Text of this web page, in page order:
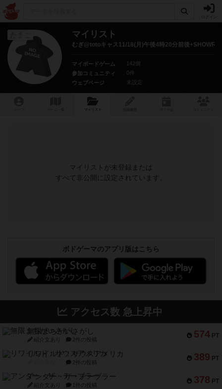
マイリスト
むぎ@totoキャス11/18(月)午後4時20分前後
マイボードゲーム
142個
参加コミュニティ
0件
ウェブページ
未設定
マイリスト
マイリストが未登録または
すべて非公開に設定されています。
ボドゲーマのアプリ版はこちら
アクセス数 急上昇中
574 PT
無限まちがいさがし
紹介文あり 2件の投稿
389 PT
リワイルド：サウスアメリカ
2件の投稿
378 PT
アンダー・ザ・テーブラー
紹介文あり 1件の投稿